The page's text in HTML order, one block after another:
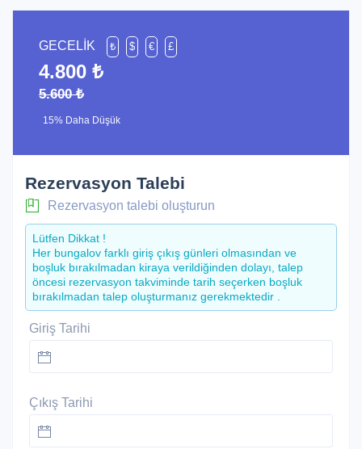
GECELİK ₺ $ € £
4.800 ₺
5.600 ₺
15% Daha Düşük
Rezervasyon Talebi
Rezervasyon talebi oluşturun
Lütfen Dikkat !
Her bungalov farklı giriş çıkış günleri olmasından ve
boşluk bırakılmadan kiraya verildiğinden dolayı, talep
öncesi rezervasyon takviminde tarih seçerken boşluk
bırakılmadan talep oluşturmanız gerekmektedir .
Giriş Tarihi
Çıkış Tarihi